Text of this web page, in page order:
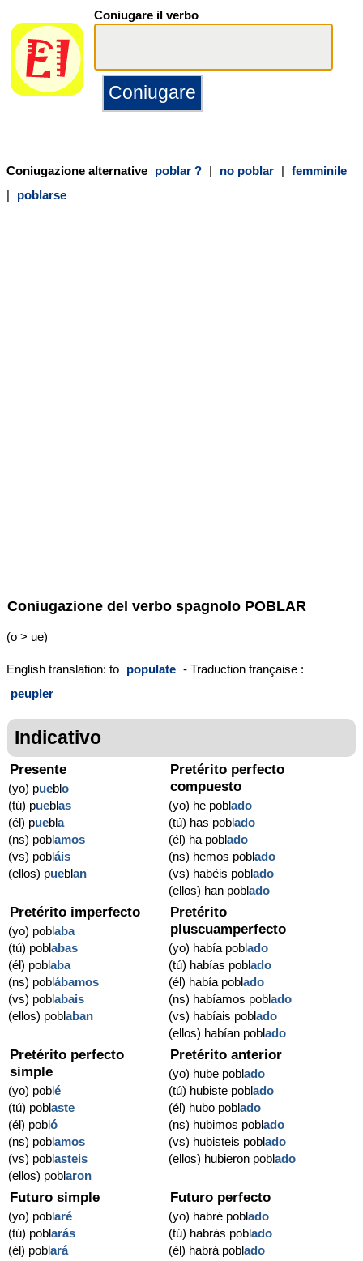
Coniugare il verbo
Coniugazione alternative poblar ? | no poblar | femminile
|
poblarse
Coniugazione del verbo spagnolo POBLAR
(o > ue)
English translation: to populate - Traduction française :
peupler
Indicativo
Presente
(yo) pueblo
(tú) pueblas
(él) puebla
(ns) poblamos
(vs) pobláis
(ellos) pueblan
Pretérito perfecto
compuesto
(yo) he poblado
(tú) has poblado
(él) ha poblado
(ns) hemos poblado
(vs) habéis poblado
(ellos) han poblado
Pretérito imperfecto
(yo) poblaba
(tú) poblabas
(él) poblaba
(ns) poblábamos
(vs) poblabais
(ellos) poblaban
Pretérito
pluscuamperfecto
(yo) había poblado
(tú) habías poblado
(él) había poblado
(ns) habíamos poblado
(vs) habíais poblado
(ellos) habían poblado
Pretérito perfecto
simple
(yo) poblé
(tú) poblaste
(él) pobló
(ns) poblamos
(vs) poblasteis
(ellos) poblaron
Pretérito anterior
(yo) hube poblado
(tú) hubiste poblado
(él) hubo poblado
(ns) hubimos poblado
(vs) hubisteis poblado
(ellos) hubieron poblado
Futuro simple
(yo) poblaré
(tú) poblarás
(él) poblará
Futuro perfecto
(yo) habré poblado
(tú) habrás poblado
(él) habrá poblado